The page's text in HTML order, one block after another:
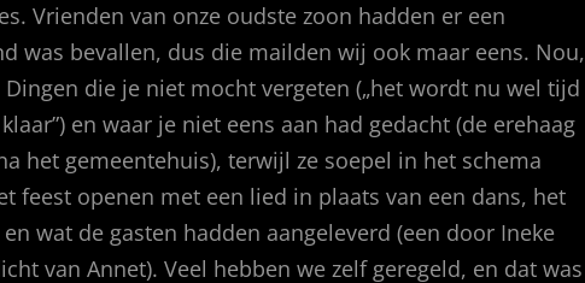
Vrienden van onze oudste zoon hadden er een
was bevallen, dus die mailden wij ook maar eens. Nou,
die je niet mocht vergeten („het wordt nu wel tijd
en waar je niet eens aan had gedacht (de erehaag
het gemeentehuis), terwijl ze soepel in het schema
feest openen met een lied in plaats van een dans, het
wat de gasten hadden aangeleverd (een door Ineke
van Annet). Veel hebben we zelf geregeld, en dat was